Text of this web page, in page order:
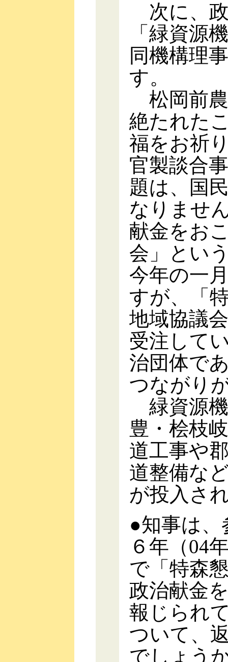
次に、
「緑資源
同機構理
す。
松岡前
絶たれた
福をお祈
官製談合
題は、国
なりませ
献金をお
会」とい
今年の一
すが、「
地域協議
受注して
治団体で
つながり
緑資源
豊・桧枝
道工事や
道整備な
が投入さ
●知事は、
６年（04
で「特森
政治献金
報じられ
ついて、
でしょう